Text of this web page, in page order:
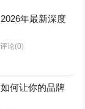
年最新深度
评论(0)
何让你的品牌